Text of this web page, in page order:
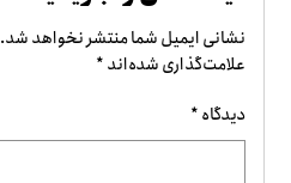
نشانی ایمیل شما منتشر نخواهد شد.
علامت‌گذاری شده‌اند*
دیدگاه*